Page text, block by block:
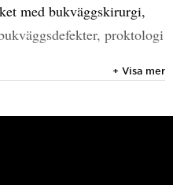
med bukväggskirurgi,
proktologi
+ Visa mer